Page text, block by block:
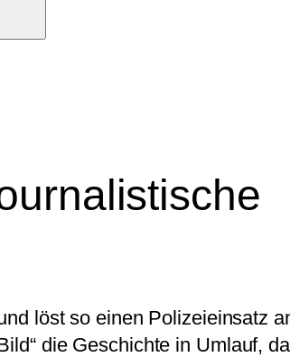
löst so einen Polizeieinsatz
die Geschichte in Umlauf,